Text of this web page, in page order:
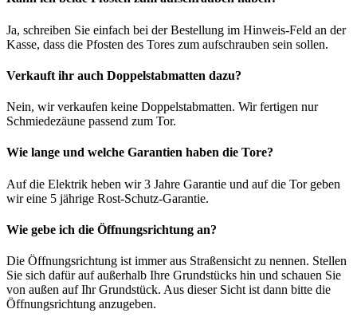
Ja, schreiben Sie einfach bei der Bestellung im Hinweis-Feld an der
Kasse, dass die Pfosten des Tores zum aufschrauben sein sollen.
Verkauft ihr auch Doppelstabmatten dazu?
Nein, wir verkaufen keine Doppelstabmatten. Wir fertigen nur
Schmiedezäune passend zum Tor.
Wie lange und welche Garantien haben die Tore?
Auf die Elektrik heben wir 3 Jahre Garantie und auf die Tor geben
wir eine 5 jährige Rost-Schutz-Garantie.
Wie gebe ich die Öffnungsrichtung an?
Die Öffnungsrichtung ist immer aus Straßensicht zu nennen. Stellen
Sie sich dafür auf außerhalb Ihre Grundstücks hin und schauen Sie
von außen auf Ihr Grundstück. Aus dieser Sicht ist dann bitte die
Öffnungsrichtung anzugeben.